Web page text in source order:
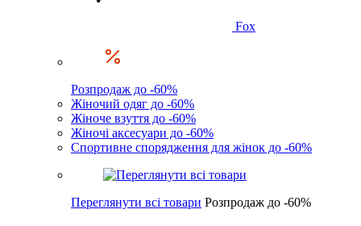
Fox
Розпродаж до -60%
Жіночий одяг до -60%
Жіноче взуття до -60%
Жіночі аксесуари до -60%
Спортивне спорядження для жінок до -60%
Переглянути всі товари Розпродаж до -60%